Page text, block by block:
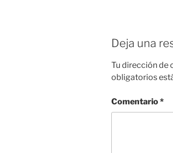
Deja una
Tu dirección de
obligatorios
Comentario*